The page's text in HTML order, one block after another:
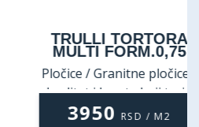
TRULLI TORTORA
MULTI FORM.0,75
Pločice / Granitne pločice -
kvalitet i lepota koji traju
3950 RSD / M2